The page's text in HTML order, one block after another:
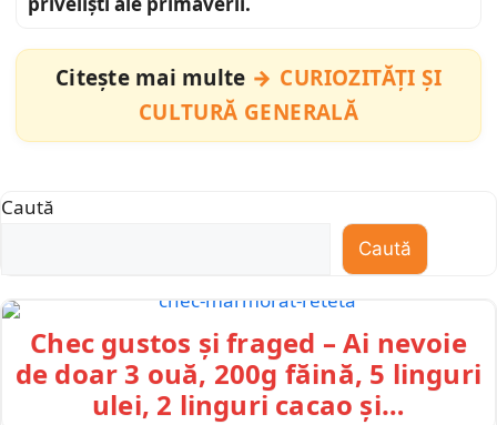
Citește mai multe
CURIOZITĂȚI ȘI
CULTURĂ GENERALĂ
Caută
Caută
Chec gustos și fraged – Ai nevoie
de doar 3 ouă, 200g făină, 5 linguri
ulei, 2 linguri cacao și…